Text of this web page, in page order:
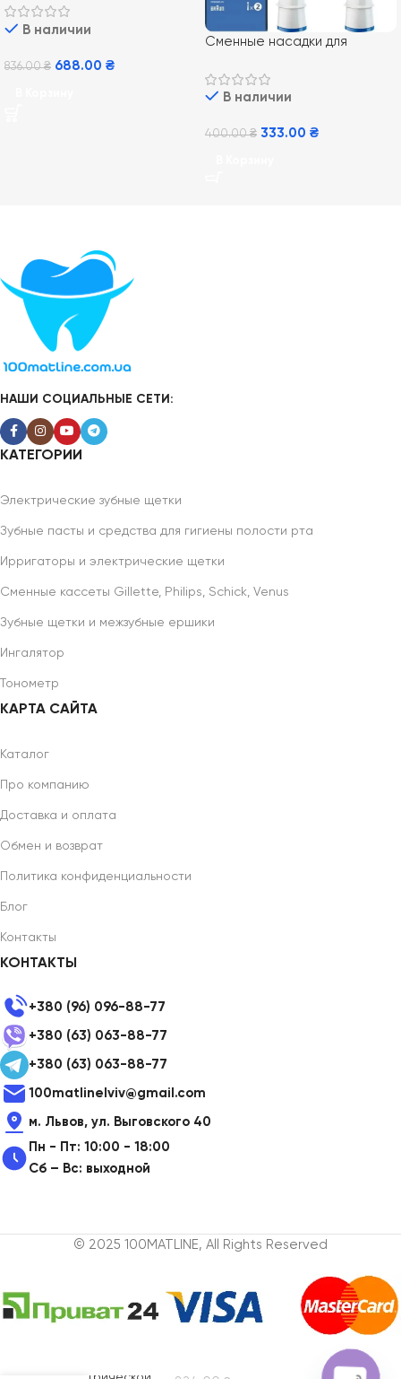
Oral-B EB20 Precision Clean 6
шт В наличии
836.00₴ 688.00 ₴
Сменные насадки для
Oral-B EB20 Precision Clean
2 штВ наличии
400.00₴ 333.00 ₴
НАШИ СОЦИАЛЬНЫЕ СЕТИ:
КАТЕГОРИИ
Электрические зубные щетки
Зубные пасты и средства для гигиены полости рта
Ирригаторы и электрические щетки
Сменные кассеты Gillette, Philips, Schick, Venus
Зубные щетки и межзубные ершики
Ингалятор
Тонометр
КАРТА САЙТА
Каталог
Про компанию
Доставка и оплата
Обмен и возврат
Политика конфиденциальности
Блог
Контакты
КОНТАКТЫ
+380 (96) 096-88-77
+380 (63) 063-88-77
+380 (63) 063-88-77
100matlinelviv@gmail.com
м. Львов, ул. Выговского 40
Пн - Пт: 10:00 - 18:00
Сб – Вс: выходной
© 2025 100MATLINE, All Rights Reserved